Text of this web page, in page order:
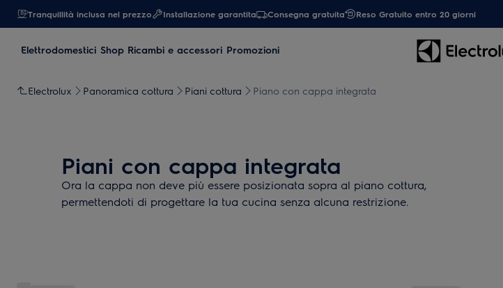
Tranquillità inclusa nel prezzo Installazione garantita Consegna gratuita Reso Gratuito entro 20 giorni
Elettrodomestici Shop Ricambi e accessori Promozioni
Electrolux Panoramica cottura Piani cottura Piano con cappa integrata
Piani con cappa integrata
Ora la cappa non deve più essere posizionata sopra al piano cottura,
permettendoti di progettare la tua cucina senza alcuna restrizione.